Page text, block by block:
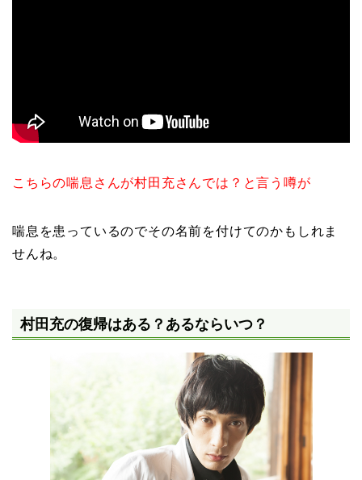
こちらの喘息さんが村田充さんでは？と言う噂が
喘息を患っているのでその名前を付けてのかもしれま
せんね。
村田充の復帰はある？あるならいつ？